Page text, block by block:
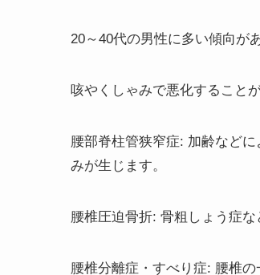
20～40代の男性に多い傾向が
咳やくしゃみで悪化することが
腰部脊柱管狭窄症: 加齢など
みが生じます。
腰椎圧迫骨折: 骨粗しょう症
腰椎分離症・すべり症: 腰椎